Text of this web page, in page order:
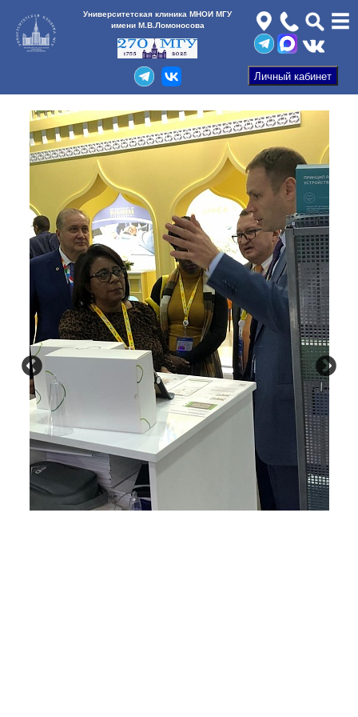
Университетская клиника МНОИ МГУ
имени М.В.Ломоносова